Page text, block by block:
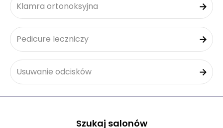
Klamra ortonoksyjna
Pedicure leczniczy
Usuwanie odcisków
Szukaj salonów